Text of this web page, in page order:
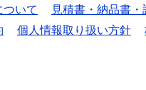
いて 見積書・納品書
個人情報取り扱い方針